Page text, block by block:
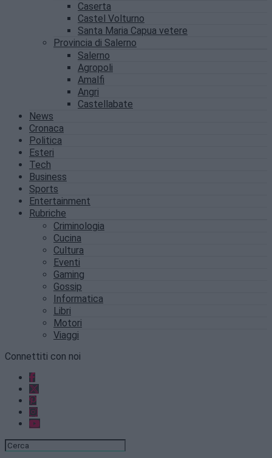
Caserta
Castel Volturno
Santa Maria Capua vetere
Provincia di Salerno
Salerno
Agropoli
Amalfi
Angri
Castellabate
News
Cronaca
Politica
Esteri
Tech
Business
Sports
Entertainment
Rubriche
Criminologia
Cucina
Cultura
Eventi
Gaming
Gossip
Informatica
Libri
Motori
Viaggi
Connettiti con noi